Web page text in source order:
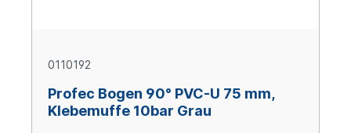
0110192
Profec Bogen 90° PVC-U 75 mm,
Klebemuffe 10bar Grau